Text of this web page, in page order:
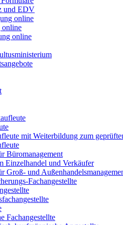
und EDV
online
online
online
mit Weiterbildung zum
Büromanagement
Einzelhandel und Verkäufer
Groß- und
Fachangestellte
Fachangestellte